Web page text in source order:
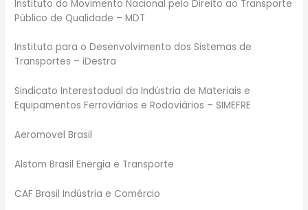
Instituto do Movimento Nacional pelo Direito ao Transporte
Público de Qualidade – MDT
Instituto para o Desenvolvimento dos Sistemas de
Transportes – iDestra
Sindicato Interestadual da Indústria de Materiais e
Equipamentos Ferroviários e Rodoviários – SIMEFRE
Aeromovel Brasil
Alstom Brasil Energia e Transporte
CAF Brasil Indústria e Comércio